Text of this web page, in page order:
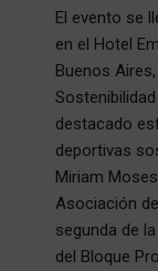
El evento se
en el Hotel
Buenos
destacado
deportivas
Miriam
Asociación
segunda de
del Bloque